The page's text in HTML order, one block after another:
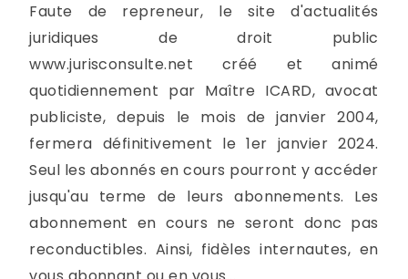
Faute de repreneur, le site d'actualités
juridiques de droit public
www.jurisconsulte.net créé et animé
quotidiennement par Maître ICARD, avocat
publiciste, depuis le mois de janvier 2004,
fermera définitivement le 1er janvier 2024.
Seul les abonnés en cours pourront y accéder
jusqu'au terme de leurs abonnements. Les
abonnement en cours ne seront donc pas
reconductibles. Ainsi, fidèles internautes, en